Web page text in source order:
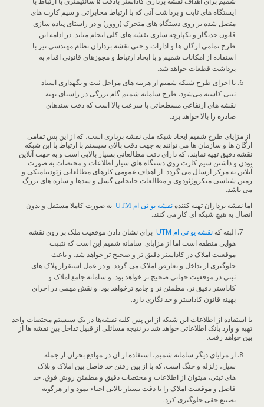
ایستگاه های ثابت و برداشت آنی که با ارتباط مخابراتی و سیم کارت های
متصل شده بر روی دستگاه های متحرک (روور) و در راستای پیاده سازی
قانون حدنگار و یکپارچه سازی نقشه های کلی انجام میابد. در ادامه این
طرح تمامی ارگان ها و ادارات و حتی نقشه برداران نظام مهندسی نیز با
استفاده از امکانات شمیم و با ایجاد ارتباط و مجوزهای قانونی اقدام به
برداشت قطعات خواهد شد.
با اجرای طرح شبکه شمیم از هزینه های مراحل ثبت و نگهداری اسناد
ثبتی کاسته می‌شود. طرح سامانه شمیم گام بزرگی در راستای تهیه
نقشه های ارتفاعی مسطحاتی با سرعت بالا است که دقت سندهای
صادره را بالا خواهد برد.
از مزایای طرح شمیم ایجاد شبکه ملی نقشه برداری است، که از این پس تمامی
ارگان ها و سازمان ها می توانند به جهت دقت بالای سیستم با ارتباط با این شبکه
نقشه دقیق تهیه نمایند، که دارای دقت مطالعاتی بسیار بالایی است و به جهت آنلاین
بودن و داشتن سیم کارت روی دستگاه های سیار اطلاعات و مختصات به صورت
آنلاین به مرکز ارسال می گردد. از اهداف عمومی کارهای مطالعاتی ژئودینامیکی و
زمین شناسی میکروژئودوی و مطالعات جابجایی گسل و سدها و سازه های بزرگ
می باشد.
اما نقشه برداران تهیه کننده نقشه یو تی ام UTM به صورت کاملا مستقل و بدون
اتصال به هیچ شبکه ای کار می کنند.
البته کهنقشه یو تی ام UTM برای نشان دادن موقعیت ملک بر روی نقشه
هوایی منطقه است اما از مزایای سامانه شمیم این است که تثبیت
موقعیت املاک در کاداستر دقیق تر و صحیح تر خواهد شد. و باعث
جلوگیری از تداخل و تعارض املاک می گردد. و در عمل استقرار پلاک های
ثبتی در موقعیت جهانی صحیح تر خواهد بود. و سامانه جامع املاک و
کاداستر دقیق تر، مطمئن تر و جامع ترخواهد بود. و نقش مهمی در اجرای
بهینه قانون کاداستر و حد نگاری دارد.
با استفاده از اطلاعات این شبکه از این پس کلیه نقشه‌ها در یک سیستم مختصات واحد
تهیه و وارد بانک اطلاعاتی خواهد شد در نتیجه مسائلی از قبیل تداخل بین نقشه ها از
بین خواهد رفت.
از مزایای دیگر سامانه شمیم، استفاده از آن در مواقع بحران از جمله
سیل، زلزله و جنگ است. که با از بین رفتن حد فاصل بین املاک و پلاک
های ثبتی، میتوان از اطلاعات و مختصات دقیق و مطمئن روش فوق، حد
فاصل و موقعیت املاک را با دقت بسیار بالایی احیاء نمود و از هرگونه
تضییع حقی جلوگیری کرد.